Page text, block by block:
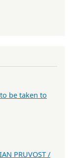
to be taken to
PRUVOST /